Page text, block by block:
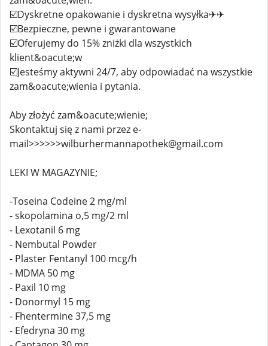
☑️Dyskretne opakowanie i dyskretna wysyłka✈✈
☑️Bezpieczne, pewne i gwarantowane
☑️Oferujemy do 15% zniżki dla wszystkich
klient&oacute;w
☑️Jesteśmy aktywni 24/7, aby odpowiadać na wszystkie
zam&oacute;wienia i pytania.
Aby złożyć zam&oacute;wienie;
Skontaktuj się z nami przez e-
mail>>>>>>wilburhermannapothek@gmail.com
LEKI W MAGAZYNIE;
-Toseina Codeine 2 mg/ml
- skopolamina o,5 mg/2 ml
- Lexotanil 6 mg
- Nembutal Powder
- Plaster Fentanyl 100 mcg/h
- MDMA 50 mg
- Paxil 10 mg
- Donormyl 15 mg
- Fhentermine 37,5 mg
- Efedryna 30 mg